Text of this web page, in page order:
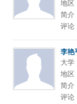
地区
简介
评论
李艳
大学
地区
简介
评论